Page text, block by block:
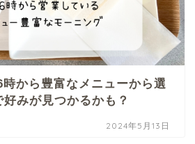
から豊富なメニューから選
みが見つかるかも？
2024年5月13日